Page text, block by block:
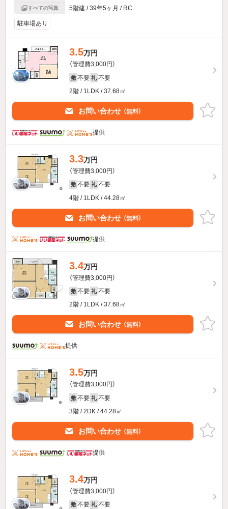
すべての写真
5階建 / 39年5ヶ月 / RC
駐車場あり
3.5万円
（管理費3,000円）
敷 不要 礼 不要
2階 / 1LDK / 37.68㎡
お問い合わせ （無料）
提供
3.3万円
（管理費3,000円）
敷 不要 礼 不要
4階 / 1LDK / 44.28㎡
お問い合わせ （無料）
提供
3.4万円
（管理費3,000円）
敷 不要 礼 不要
2階 / 1LDK / 37.68㎡
お問い合わせ （無料）
提供
3.5万円
（管理費3,000円）
敷 不要 礼 不要
3階 / 2DK / 44.28㎡
お問い合わせ （無料）
提供
3.4万円
（管理費3,000円）
敷 不要 礼 不要